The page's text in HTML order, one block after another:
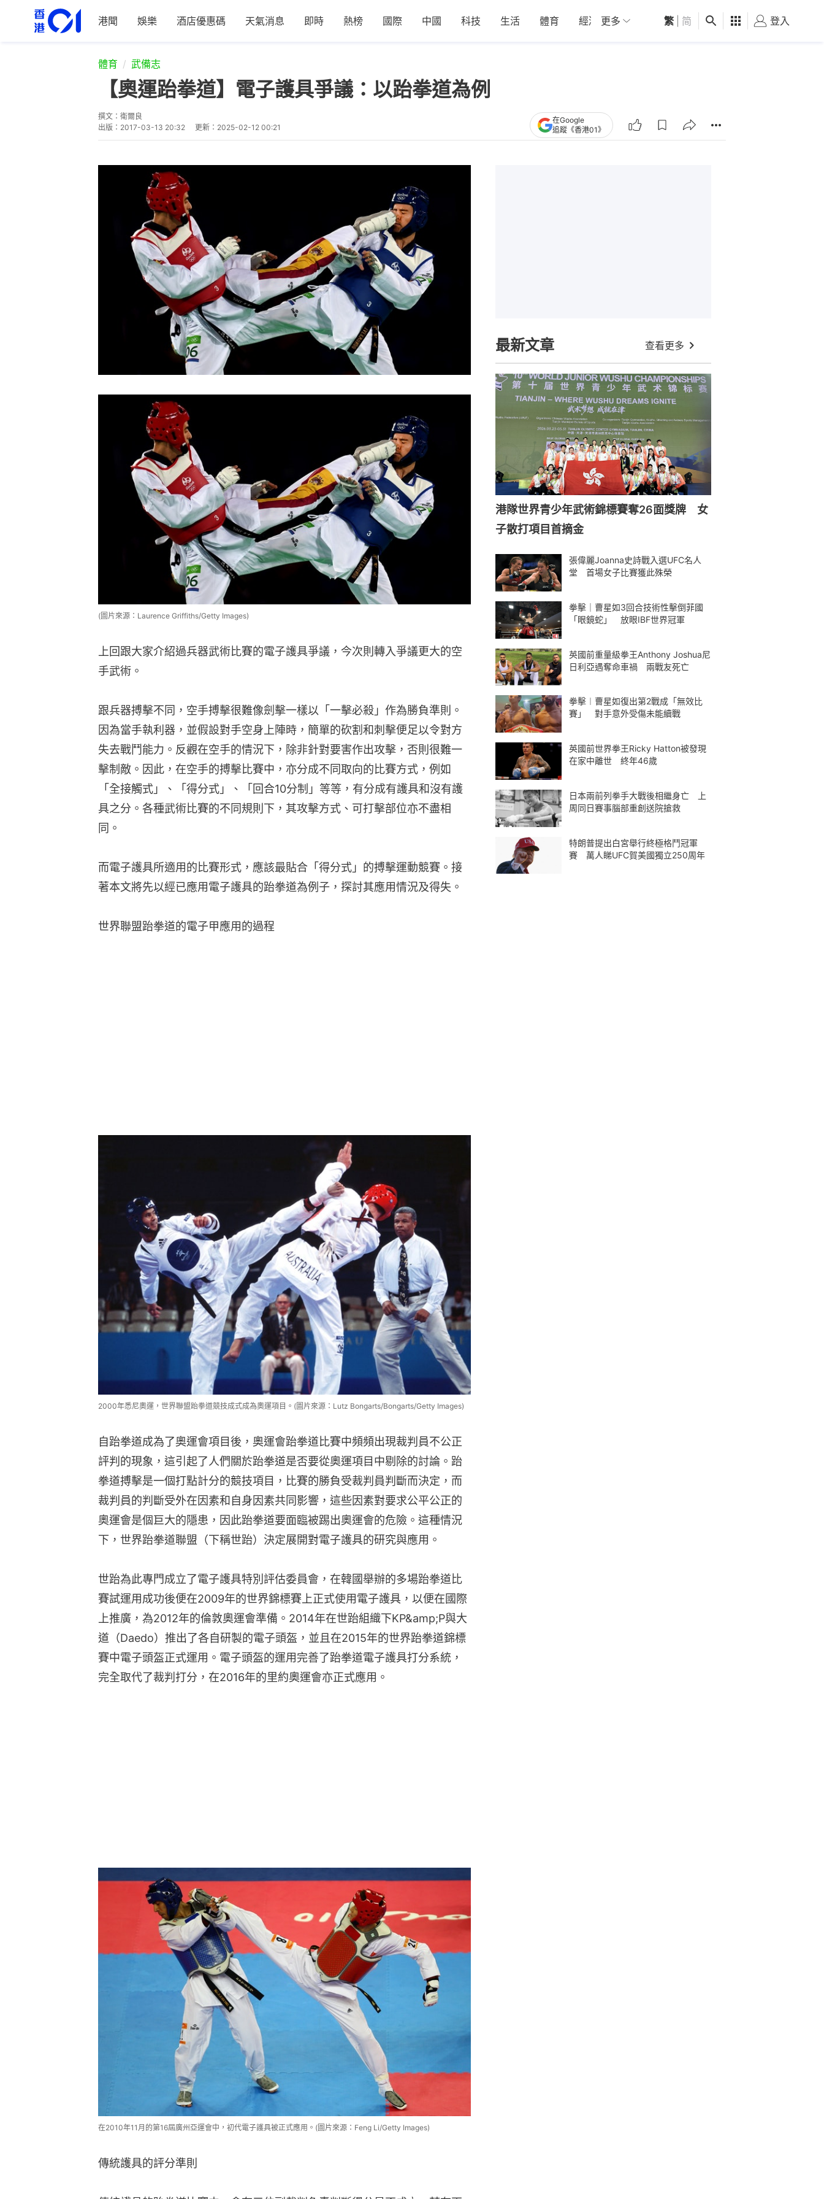
港聞 娛樂 酒店優惠碼 天氣消息 即時 熱榜 國際 中國 科技 生活 體育 經濟 01深圳 觀點 健康 好食玩飛
更多 繁 简 登入
體育 武備志
【奧運跆拳道】電子護具爭議：以跆拳道為例
撰文： 衛爾良
出版： 2017-03-13 20:32 更新： 2025-02-12 00:21
在Google
追蹤《香港01》
(圖片來源：Laurence Griffiths/Getty Images)
上回跟大家介紹過兵器武術比賽的電子護具爭議，今次則轉入爭議更大的空
手武術。
跟兵器搏擊不同，空手搏擊很難像劍擊一樣以「一擊必殺」作為勝負準則。
因為當手執利器，並假設對手空身上陣時，簡單的砍割和刺擊便足以令對方
失去戰鬥能力。反觀在空手的情況下，除非針對要害作出攻擊，否則很難一
擊制敵。因此，在空手的搏擊比賽中，亦分成不同取向的比賽方式，例如
「全接觸式」、「得分式」、「回合10分制」等等，有分成有護具和沒有護
具之分。各種武術比賽的不同規則下，其攻擊方式、可打擊部位亦不盡相
同。
而電子護具所適用的比賽形式，應該最貼合「得分式」的搏擊運動競賽。接
著本文將先以經已應用電子護具的跆拳道為例子，探討其應用情況及得失。
世界聯盟跆拳道的電子甲應用的過程
2000年悉尼奧運，世界聯盟跆拳道競技成式成為奧運項目。(圖片來源：Lutz Bongarts/Bongarts/Getty Images)
自跆拳道成為了奧運會項目後，奧運會跆拳道比賽中頻頻出現裁判員不公正
評判的現象，這引起了人們關於跆拳道是否要從奧運項目中剔除的討論。跆
拳道搏擊是一個打點計分的競技項目，比賽的勝負受裁判員判斷而決定，而
裁判員的判斷受外在因素和自身因素共同影響，這些因素對要求公平公正的
奧運會是個巨大的隱患，因此跆拳道要面臨被踢出奧運會的危險。這種情況
下，世界跆拳道聯盟（下稱世跆）決定展開對電子護具的研究與應用。
世跆為此專門成立了電子護具特別評估委員會，在韓國舉辦的多場跆拳道比
賽試運用成功後便在2009年的世界錦標賽上正式使用電子護具，以便在國際
上推廣，為2012年的倫敦奧運會準備。2014年在世跆組織下KP&amp;P與大
道（Daedo）推出了各自研製的電子頭盔，並且在2015年的世界跆拳道錦標
賽中電子頭盔正式運用。電子頭盔的運用完善了跆拳道電子護具打分系統，
完全取代了裁判打分，在2016年的里約奧運會亦正式應用。
在2010年11月的第16屆廣州亞運會中，初代電子護具被正式應用。(圖片來源：Feng Li/Getty Images)
傳統護具的評分準則
最新文章 查看更多
港隊世界青少年武術錦標賽奪26面獎牌 女
子散打項目首摘金
張偉麗Joanna史詩戰入選UFC名人
堂 首場女子比賽獲此殊榮
拳擊｜曹星如3回合技術性擊倒菲國
「眼鏡蛇」 放眼IBF世界冠軍
英國前重量級拳王Anthony Joshua尼
日利亞遇奪命車禍 兩戰友死亡
拳擊︱曹星如復出第2戰成「無效比
賽」 對手意外受傷未能續戰
英國前世界拳王Ricky Hatton被發現
在家中離世 終年46歲
日本兩前列拳手大戰後相繼身亡 上
周同日賽事腦部重創送院搶救
特朗普提出白宮舉行終極格鬥冠軍
賽 萬人睇UFC賀美國獨立250周年